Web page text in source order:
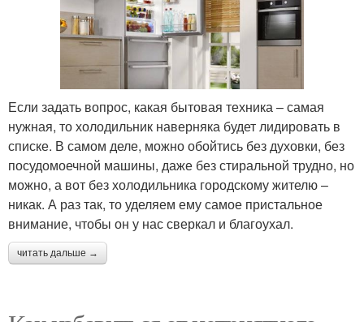
Если задать вопрос, какая бытовая техника – самая
нужная, то холодильник наверняка будет лидировать в
списке. В самом деле, можно обойтись без духовки, без
посудомоечной машины, даже без стиральной трудно, но
можно, а вот без холодильника городскому жителю –
никак. А раз так, то уделяем ему самое пристальное
внимание, чтобы он у нас сверкал и благоухал.
читать дальше →